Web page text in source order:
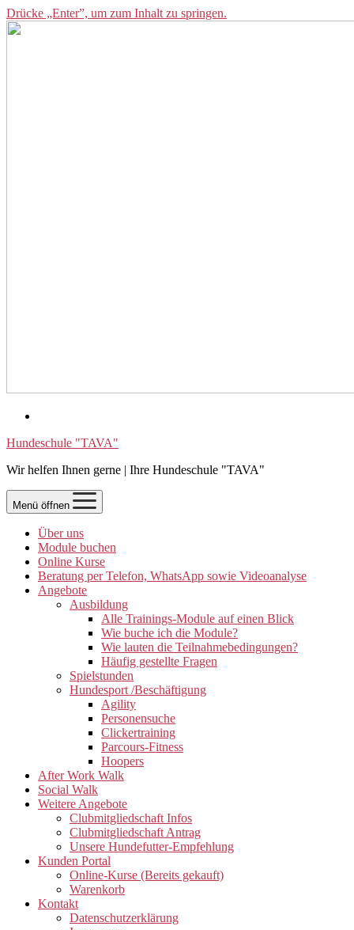
Drücke „Enter”, um zum Inhalt zu springen.
Hundeschule "TAVA"
Wir helfen Ihnen gerne | Ihre Hundeschule "TAVA"
Menü öffnen
Über uns
Module buchen
Online Kurse
Beratung per Telefon, WhatsApp sowie Videoanalyse
Angebote
Ausbildung
Alle Trainings-Module auf einen Blick
Wie buche ich die Module?
Wie lauten die Teilnahmebedingungen?
Häufig gestellte Fragen
Spielstunden
Hundesport /Beschäftigung
Agility
Personensuche
Clickertraining
Parcours-Fitness
Hoopers
After Work Walk
Social Walk
Weitere Angebote
Clubmitgliedschaft Infos
Clubmitgliedschaft Antrag
Unsere Hundefutter-Empfehlung
Kunden Portal
Online-Kurse (Bereits gekauft)
Warenkorb
Kontakt
Datenschutzerklärung